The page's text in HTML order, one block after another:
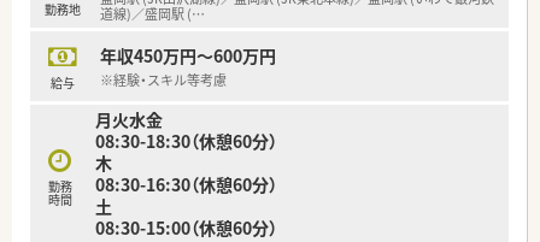
ラボレーションした店舗開発も行っています。
【求人情報について】
■年収は450万円から600万円を想定しており、ご自身のこれま
■年間休日は123日と非常に多く、夏季休暇3日や冬季休暇5日な
どリフレッシュできる環境が整っています。
■借り上げ社宅制度や住宅手当なども完備されており、遠方から
の転職や一人暮らしを希望する方も安心です。
勤務地 道線)／盛岡駅 (…
給与
年収450万円～600万円
※経験・スキル等考慮
勤務
時間
月火水金
08:30-18:30（休憩60分）
木
08:30-16:30（休憩60分）
土
08:30-15:00（休憩60分）